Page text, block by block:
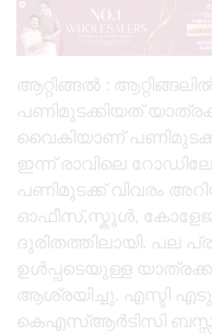
ആറ്റിങ്ങൽ :
പണിമുടക്കിയത്
വൈകിയാണ്
ഇന്ന് രാവിലെ
പണിമുടക്ക് വിവരം
ഓഫീസ്,സ്കൂൾ,
ദുരിതത്തിലായി. പല
ഉൾപ്പടെയുള്ള
ആശ്രയിച്ചു. എസ്ടി
കെഎസ്ആർടിസി